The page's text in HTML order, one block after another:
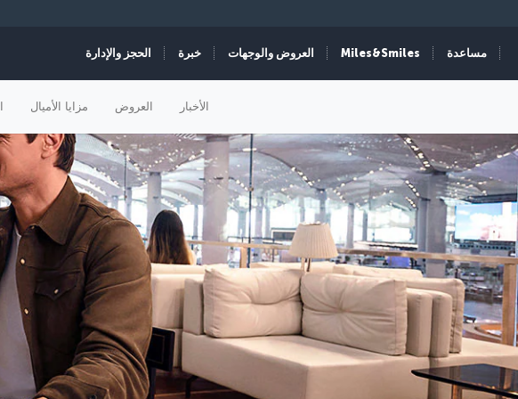
الحجز والإدارة خبرة العروض والوجهات Miles&Smiles مساعدة
مزايا الأميال العروض الأخبار